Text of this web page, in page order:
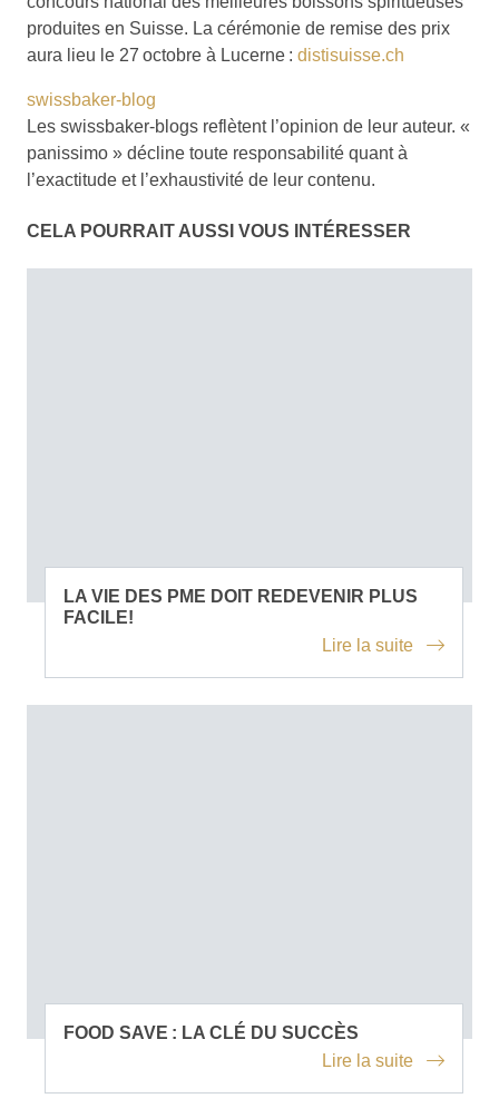
produites en Suisse. La cérémonie de remise des prix
aura lieu le 27 octobre à Lucerne : distisuisse.ch
swissbaker-blog
Les swissbaker-blogs reflètent l’opinion de leur auteur. «
panissimo » décline toute responsabilité quant à
l’exactitude et l’exhaustivité de leur contenu.
CELA POURRAIT AUSSI VOUS INTÉRESSER
LA VIE DES PME DOIT REDEVENIR PLUS
FACILE!
Lire la suite
FOOD SAVE : LA CLÉ DU SUCCÈS
Lire la suite